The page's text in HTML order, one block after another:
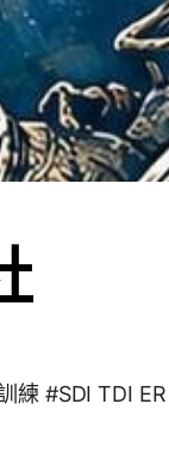
練 #SDI TDI ER